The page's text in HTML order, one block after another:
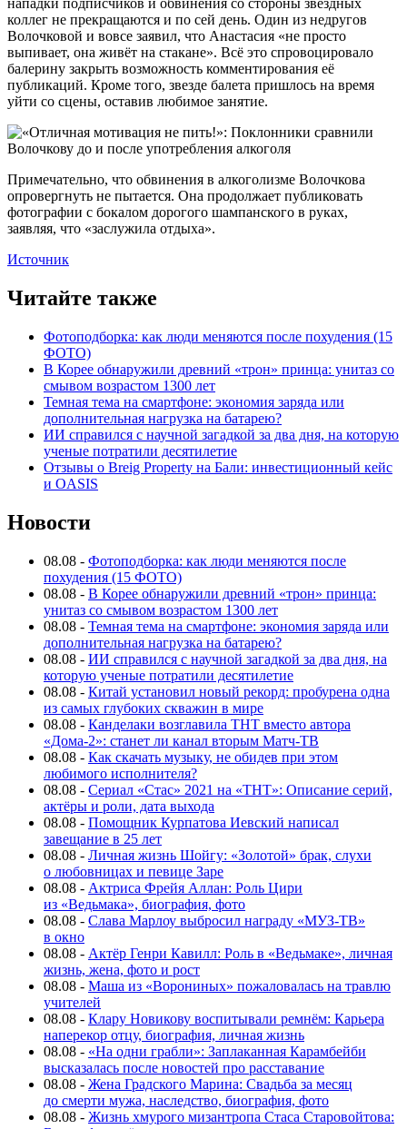
нападки подписчиков и обвинения со стороны звёздных
коллег не прекращаются и по сей день. Один из недругов
Волочковой и вовсе заявил, что Анастасия «не просто
выпивает, она живёт на стакане». Всё это спровоцировало
балерину закрыть возможность комментирования её
публикаций. Кроме того, звезде балета пришлось на время
уйти со сцены, оставив любимое занятие.
Примечательно, что обвинения в алкоголизме Волочкова
опровергнуть не пытается. Она продолжает публиковать
фотографии с бокалом дорогого шампанского в руках,
заявляя, что «заслужила отдыха».
Источник
Читайте также
Фотоподборка: как люди меняются после похудения (15
ФОТО)
В Корее обнаружили древний «трон» принца: унитаз со
смывом возрастом 1300 лет
Темная тема на смартфоне: экономия заряда или
дополнительная нагрузка на батарею?
ИИ справился с научной загадкой за два дня, на которую
ученые потратили десятилетие
Отзывы о Breig Property на Бали: инвестиционный кейс
и OASIS
Новости
08.08 - Фотоподборка: как люди меняются после
похудения (15 ФОТО)
08.08 - В Корее обнаружили древний «трон» принца:
унитаз со смывом возрастом 1300 лет
08.08 - Темная тема на смартфоне: экономия заряда или
дополнительная нагрузка на батарею?
08.08 - ИИ справился с научной загадкой за два дня, на
которую ученые потратили десятилетие
08.08 - Китай установил новый рекорд: пробурена одна
из самых глубоких скважин в мире
08.08 - Канделаки возглавила ТНТ вместо автора
«Дома-2»: станет ли канал вторым Матч-ТВ
08.08 - Как скачать музыку, не обидев при этом
любимого исполнителя?
08.08 - Сериал «Стас» 2021 на «ТНТ»: Описание серий,
актёры и роли, дата выхода
08.08 - Помощник Курпатова Иевский написал
завещание в 25 лет
08.08 - Личная жизнь Шойгу: «Золотой» брак, слухи
о любовницах и певице Заре
08.08 - Актриса Фрейя Аллан: Роль Цири
из «Ведьмака», биография, фото
08.08 - Слава Марлоу выбросил награду «МУЗ-ТВ»
в окно
08.08 - Актёр Генри Кавилл: Роль в «Ведьмаке», личная
жизнь, жена, фото и рост
08.08 - Маша из «Ворониных» пожаловалась на травлю
учителей
08.08 - Клару Новикову воспитывали ремнём: Карьера
наперекор отцу, биография, личная жизнь
08.08 - «На одни грабли»: Заплаканная Карамбейби
высказалась после новостей про расставание
08.08 - Жена Градского Марина: Свадьба за месяц
до смерти мужа, наследство, биография, фото
08.08 - Жизнь хмурого мизантропа Стаса Старовойтова: